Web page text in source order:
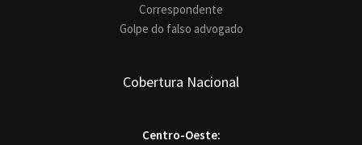
Correspondente
Golpe do falso advogado
Cobertura Nacional
Centro-Oeste: